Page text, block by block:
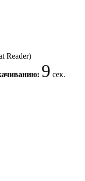
Reader)
9 сек.